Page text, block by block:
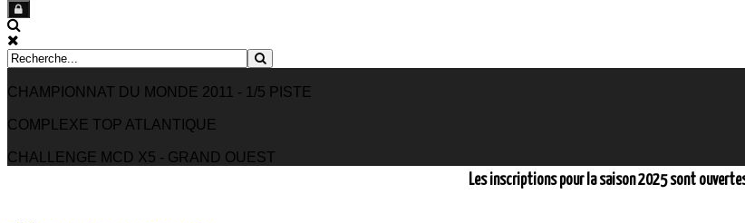
CHAMPIONNAT DU MONDE 2011 - 1/5 PISTE
COMPLEXE TOP ATLANTIQUE
CHALLENGE MCD X5 - GRAND OUEST
Les inscriptions pour la saison 2025 sont